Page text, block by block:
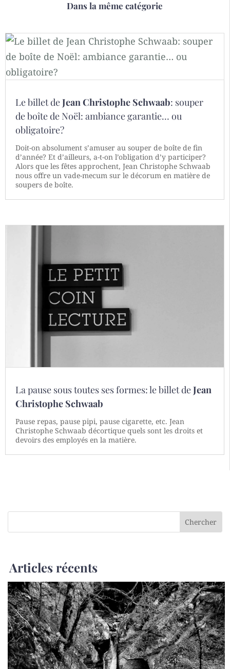
Dans la même catégorie
Le billet deJean Christophe Schwaab: souper
de boîte de Noël: ambiance garantie… ou
obligatoire?
Doit-on absolument s’amuser au souper de boîte de fin
d’année? Et d’ailleurs, a-t-on l’obligation d’y participer?
Alors que les fêtes approchent, Jean Christophe Schwaab
nous offre un vade-mecum sur le décorum en matière de
soupers de boîte.
La pause sous toutes ses formes: le billet deJean
Christophe Schwaab
Pause repas, pause pipi, pause cigarette, etc. Jean
Christophe Schwaab décortique quels sont les droits et
devoirs des employés en la matière.
Articles récents